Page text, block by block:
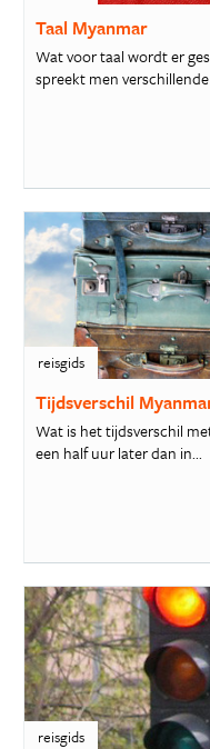
Taal Myanmar
Wat voor taal wordt er
spreekt men
reisgids
Tijdsverschil
Wat is het tijdsverschil
een half uur later dan in...
reisgids